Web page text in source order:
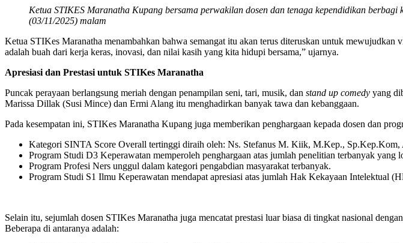
Ketua STIKES Maranatha Kupang bersama perwakilan dosen dan tenaga kependidikan
(03/11/2025) malam
Ketua STIKes Maranatha menambahkan bahwa semangat itu akan terus diteruskan untuk
adalah buah dari kerja keras, inovasi, dan nilai kasih yang kita hidupi bersama,” ujarnya.
Apresiasi dan Prestasi untuk STIKes Maranatha
Puncak perayaan berlangsung meriah dengan penampilan seni, tari, musik, dan stand up comedy yang
Marissa Dillak (Susi Mince) dan Ermi Alang itu menghadirkan banyak tawa dan kebanggaan.
Pada kesempatan ini, STIKes Maranatha Kupang juga memberikan penghargaan kepada dosen dan
Kategori SINTA Score Overall tertinggi diraih oleh: Ns. Stefanus M. Kiik, M.Kep.,
Program Studi D3 Keperawatan memperoleh penghargaan atas jumlah penelitian terbanyak yang
Program Profesi Ners unggul dalam kategori pengabdian masyarakat terbanyak.
Program Studi S1 Ilmu Keperawatan mendapat apresiasi atas jumlah Hak Kekayaan Intelektual
Selain itu, sejumlah dosen STIKes Maranatha juga mencatat prestasi luar biasa di tingkat nasional
Beberapa di antaranya adalah: